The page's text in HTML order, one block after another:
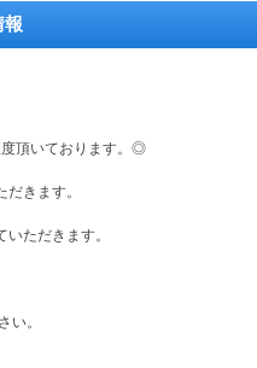
報
頂いております。◎
きます。
ただきます。
い。